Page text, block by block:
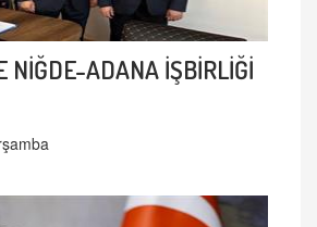
NİĞDE-ADANA İŞBİRLİĞİ